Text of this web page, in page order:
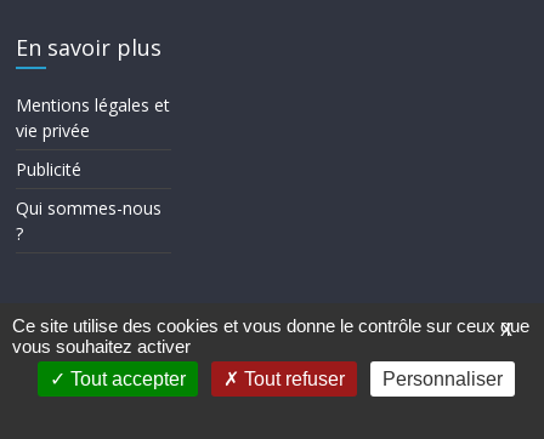
En savoir plus
Mentions légales et
vie privée
Publicité
Qui sommes-nous
?
Copyright © 2026
Theme ColorMag par
ThemeGrill.. Propulsé parWordPress.
X
Ce site utilise des cookies et vous donne le contrôle sur ceux que
vous souhaitez activer
Tout accepter
Tout refuser Personnaliser